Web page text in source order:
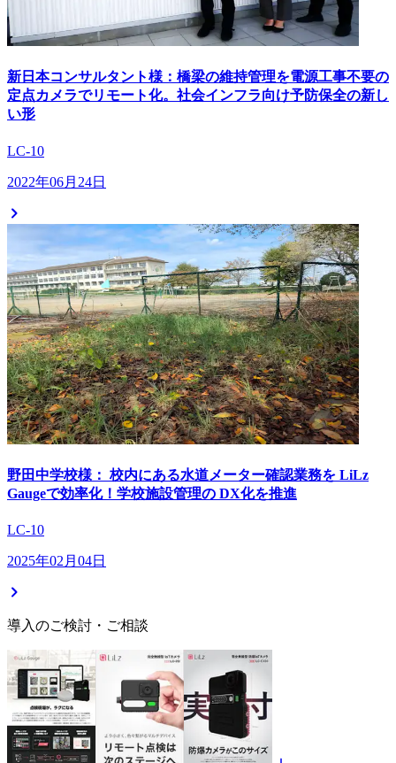
新日本コンサルタント様：橋梁の維持管理を電源工事不要の
定点カメラでリモート化。社会インフラ向け予防保全の新し
い形
LC-10
2022年06月24日
野田中学校様： 校内にある水道メーター確認業務を LiLz
Gaugeで効率化！学校施設管理の DX化を推進
LC-10
2025年02月04日
導入のご検討・ご相談